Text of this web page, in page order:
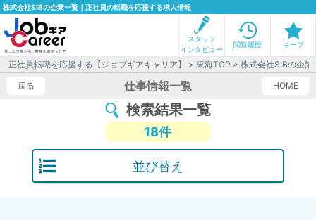
株式会社SIBの企業一覧｜正社員の転職を応援する求人情報
スタッフ
インタビュー
閲覧履歴 キープ
正社員転職を応援する【ジョブギアキャリア】 >東海TOP > 株式会社SIBの企
戻る
HOME
仕事情報一覧
検索結果一覧
18件
並び替え